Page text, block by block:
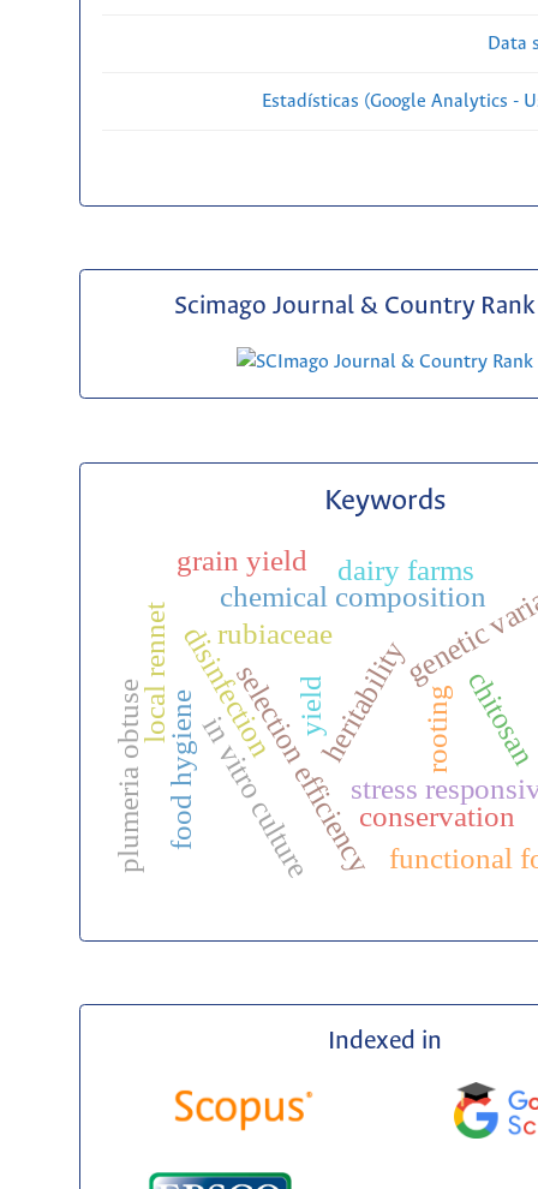
Data
Estadísticas (Google Analytics -
Scimago Journal & Country Rank
Keywords
genetic
heritability
selection efficiencystress
yield
conservation
disinfection
in vitro culture rooting
rubiaceae
chemical composition
dairy farms
food hygiene
functional
local rennet
plumeria obtuse
grain yield
Indexed in